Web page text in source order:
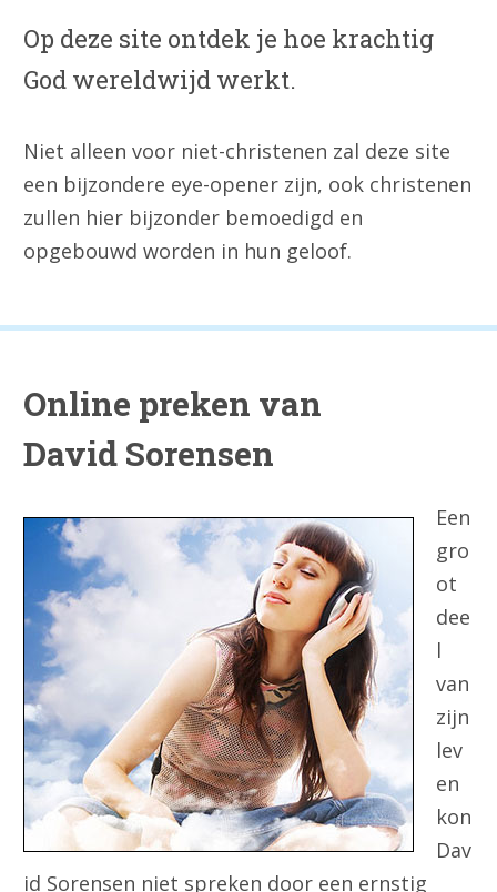
Op deze site ontdek je hoe krachtig
God wereldwijd werkt.
Niet alleen voor niet-christenen zal deze site
een bijzondere eye-opener zijn, ook christenen
zullen hier bijzonder bemoedigd en
opgebouwd worden in hun geloof.
Online preken van
David Sorensen
Een
gro
ot
dee
l
van
zijn
lev
en
kon
Dav
id Sorensen niet spreken door een ernstig